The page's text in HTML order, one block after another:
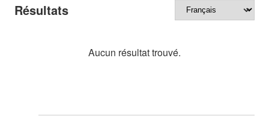
Résultats
Aucun résultat trouvé.